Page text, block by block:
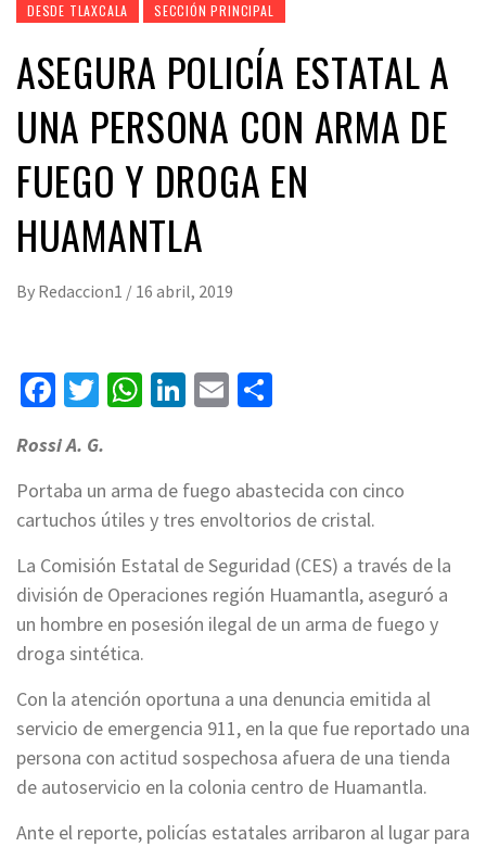
DESDE TLAXCALA SECCIÓN PRINCIPAL
ASEGURA POLICÍA ESTATAL A
UNA PERSONA CON ARMA DE
FUEGO Y DROGA EN
HUAMANTLA
By Redaccion1 / 16 abril, 2019
Facebook
Twitter
WhatsApp
LinkedIn
Email
Rossi A. G.
Portaba un arma de fuego abastecida con cinco
cartuchos útiles y tres envoltorios de cristal.
La Comisión Estatal de Seguridad (CES) a través de la
división de Operaciones región Huamantla, aseguró a
un hombre en posesión ilegal de un arma de fuego y
droga sintética.
Con la atención oportuna a una denuncia emitida al
servicio de emergencia 911, en la que fue reportado una
persona con actitud sospechosa afuera de una tienda
de autoservicio en la colonia centro de Huamantla.
Ante el reporte, policías estatales arribaron al lugar para